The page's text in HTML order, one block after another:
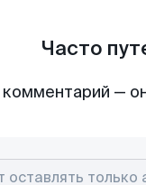
Часто
—